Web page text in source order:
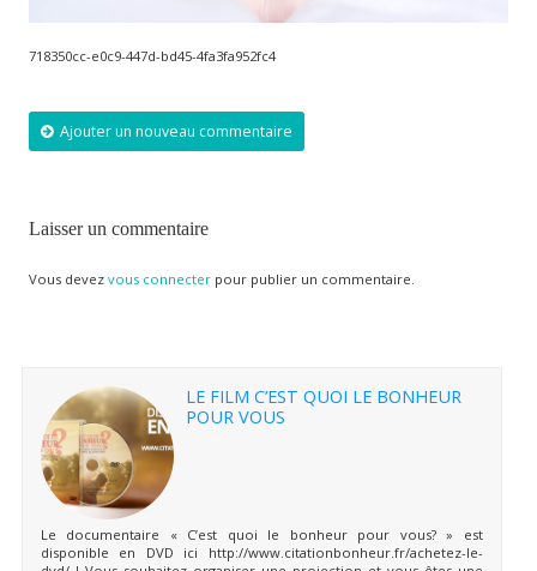
718350cc-e0c9-447d-bd45-4fa3fa952fc4
Ajouter un nouveau commentaire
Laisser un commentaire
Vous devez vous connecterpour publier un commentaire.
LE FILM C’EST QUOI LE BONHEUR
POUR VOUS
Le documentaire « C’est quoi le bonheur pour vous? » est
disponible en DVD ici http://www.citationbonheur.fr/achetez-le-